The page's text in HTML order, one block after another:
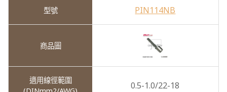
PIN114NB
0.5-1.0/22-18